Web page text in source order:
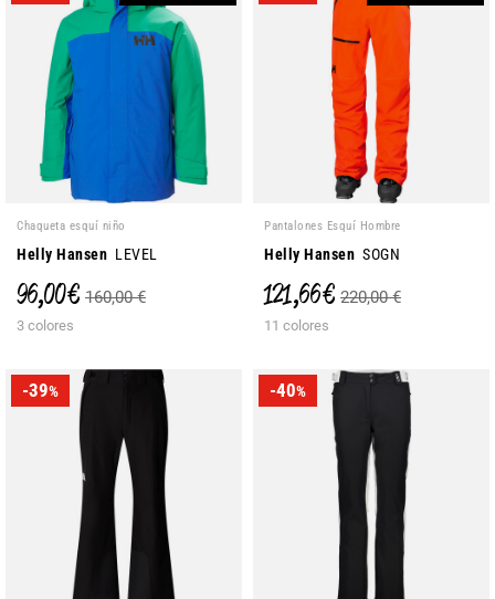
Chaqueta esquí niño
Helly Hansen LEVEL
96,00 € 160,00 €
3 colores
Pantalones Esquí Hombre
Helly Hansen SOGN
121,66 € 220,00 €
11 colores
-39% -40%